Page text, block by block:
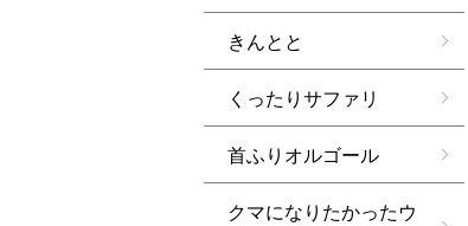
きんとと
くったりサファリ
首ふりオルゴール
クマになりたかったウ